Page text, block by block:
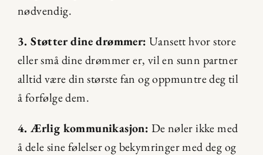
nødvendig.
3. Støtter dine drømmer: Uansett hvor store
eller små dine drømmer er, vil en sunn partner
alltid være din største fan og oppmuntre deg til
å forfølge dem.
4. Ærlig kommunikasjon: De nøler ikke med
å dele sine følelser og bekymringer med deg og